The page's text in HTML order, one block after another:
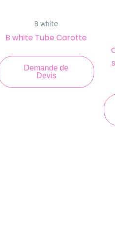
B white
B white Tube Carotte
Demande de
Devis